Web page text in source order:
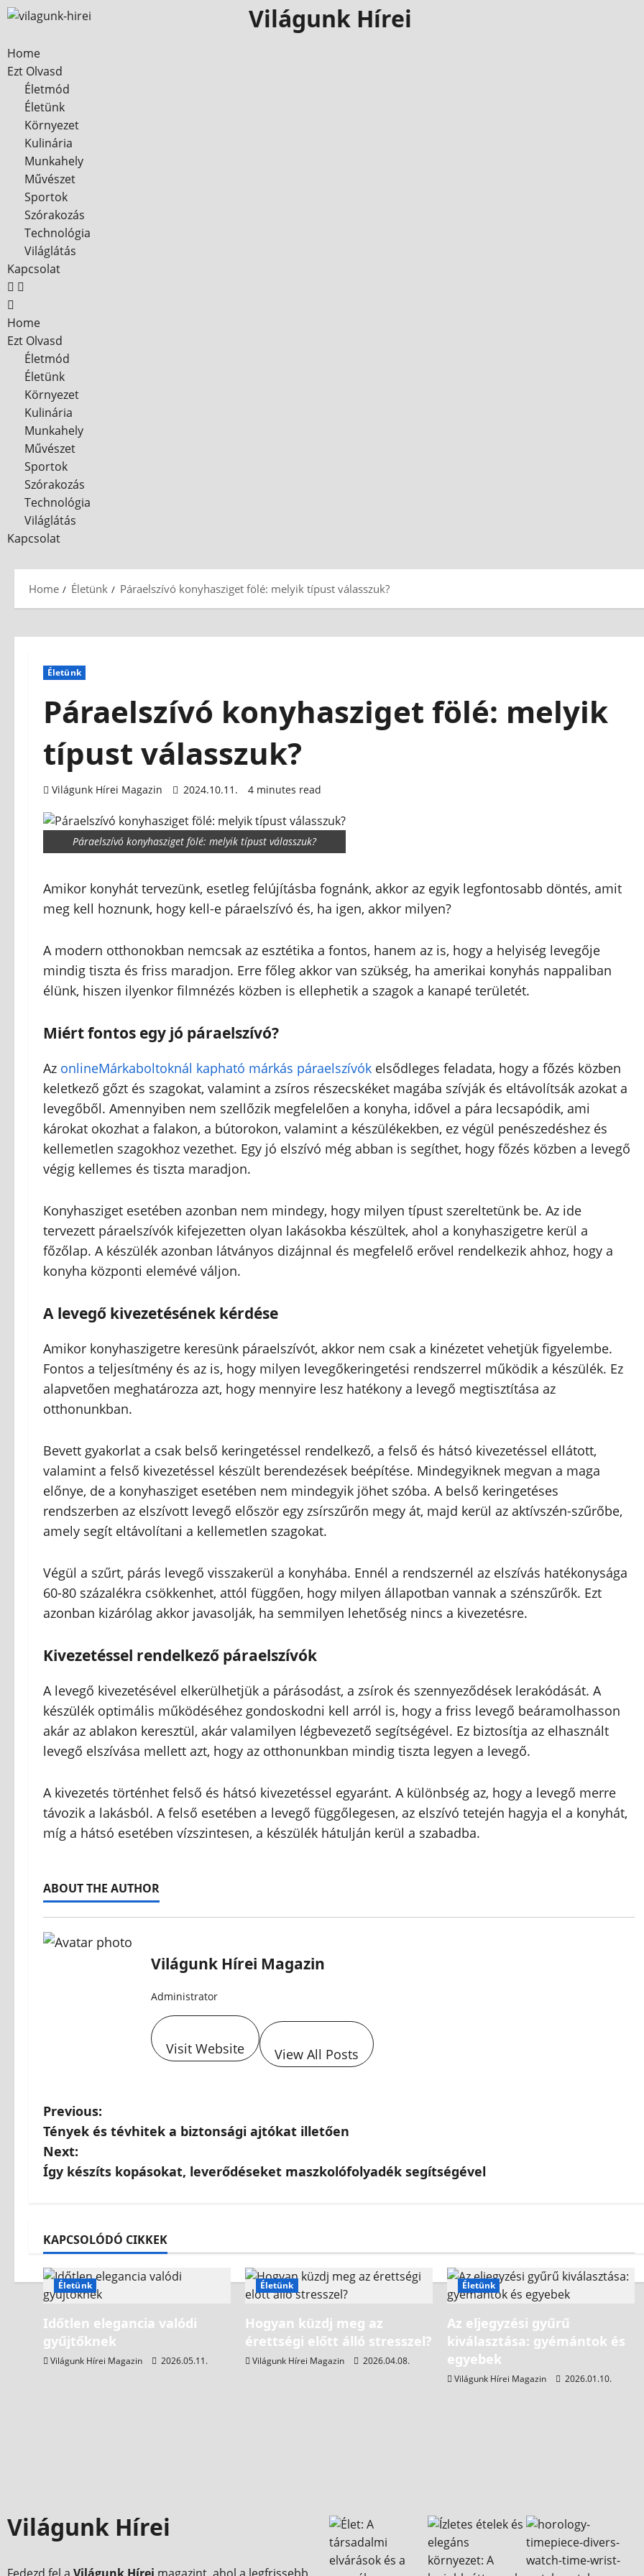
Világunk Hírei
Home
Ezt Olvasd
Életmód
Életünk
Környezet
Kulinária
Munkahely
Művészet
Sportok
Szórakozás
Technológia
Világlátás
Kapcsolat
Home
Ezt Olvasd
Életmód
Életünk
Környezet
Kulinária
Munkahely
Művészet
Sportok
Szórakozás
Technológia
Világlátás
Kapcsolat
Home Életünk Páraelszívó konyhasziget fölé: melyik típust válasszuk?
Életünk
Páraelszívó konyhasziget fölé: melyik
típust válasszuk?
Világunk Hírei Magazin 2024.10.11. 4 minutes read
Páraelszívó konyhasziget fölé: melyik típust válasszuk?
Amikor konyhát tervezünk, esetleg felújításba fognánk, akkor az egyik legfontosabb döntés, amit
meg kell hoznunk, hogy kell-e páraelszívó és, ha igen, akkor milyen?
A modern otthonokban nemcsak az esztétika a fontos, hanem az is, hogy a helyiség levegője
mindig tiszta és friss maradjon. Erre főleg akkor van szükség, ha amerikai konyhás nappaliban
élünk, hiszen ilyenkor filmnézés közben is ellephetik a szagok a kanapé területét.
Miért fontos egy jó páraelszívó?
Az onlineMárkaboltoknál kapható márkás páraelszívók elsődleges feladata, hogy a főzés közben
keletkező gőzt és szagokat, valamint a zsíros részecskéket magába szívják és eltávolítsák azokat a
levegőből. Amennyiben nem szellőzik megfelelően a konyha, idővel a pára lecsapódik, ami
károkat okozhat a falakon, a bútorokon, valamint a készülékekben, ez végül penészedéshez és
kellemetlen szagokhoz vezethet. Egy jó elszívó még abban is segíthet, hogy főzés közben a levegő
végig kellemes és tiszta maradjon.
Konyhasziget esetében azonban nem mindegy, hogy milyen típust szereltetünk be. Az ide
tervezett páraelszívók kifejezetten olyan lakásokba készültek, ahol a konyhaszigetre kerül a
főzőlap. A készülék azonban látványos dizájnnal és megfelelő erővel rendelkezik ahhoz, hogy a
konyha központi elemévé váljon.
A levegő kivezetésének kérdése
Amikor konyhaszigetre keresünk páraelszívót, akkor nem csak a kinézetet vehetjük figyelembe.
Fontos a teljesítmény és az is, hogy milyen levegőkeringetési rendszerrel működik a készülék. Ez
alapvetően meghatározza azt, hogy mennyire lesz hatékony a levegő megtisztítása az
otthonunkban.
Bevett gyakorlat a csak belső keringetéssel rendelkező, a felső és hátsó kivezetéssel ellátott,
valamint a felső kivezetéssel készült berendezések beépítése. Mindegyiknek megvan a maga
előnye, de a konyhasziget esetében nem mindegyik jöhet szóba. A belső keringetéses
rendszerben az elszívott levegő először egy zsírszűrőn megy át, majd kerül az aktívszén-szűrőbe,
amely segít eltávolítani a kellemetlen szagokat.
Végül a szűrt, párás levegő visszakerül a konyhába. Ennél a rendszernél az elszívás hatékonysága
60-80 százalékra csökkenhet, attól függően, hogy milyen állapotban vannak a szénszűrők. Ezt
azonban kizárólag akkor javasolják, ha semmilyen lehetőség nincs a kivezetésre.
Kivezetéssel rendelkező páraelszívók
A levegő kivezetésével elkerülhetjük a párásodást, a zsírok és szennyeződések lerakódását. A
készülék optimális működéséhez gondoskodni kell arról is, hogy a friss levegő beáramolhasson
akár az ablakon keresztül, akár valamilyen légbevezető segítségével. Ez biztosítja az elhasznált
levegő elszívása mellett azt, hogy az otthonunkban mindig tiszta legyen a levegő.
A kivezetés történhet felső és hátsó kivezetéssel egyaránt. A különbség az, hogy a levegő merre
távozik a lakásból. A felső esetében a levegő függőlegesen, az elszívó tetején hagyja el a konyhát,
míg a hátsó esetében vízszintesen, a készülék hátulján kerül a szabadba.
ABOUT THE AUTHOR
Világunk Hírei Magazin
Administrator
Visit Website View All Posts
Previous:
Tények és tévhitek a biztonsági ajtókat illetően
Next:
Így készíts kopásokat, leverődéseket maszkolófolyadék segítségével
KAPCSOLÓDÓ CIKKEK
Életünk
Időtlen elegancia valódi
gyűjtőknek
Világunk Hírei Magazin 2026.05.11.
Életünk
Hogyan küzdj meg az
érettségi előtt álló stresszel?
Világunk Hírei Magazin 2026.04.08.
Életünk
Az eljegyzési gyűrű
kiválasztása: gyémántok és
egyebek
Világunk Hírei Magazin 2026.01.10.
Világunk Hírei